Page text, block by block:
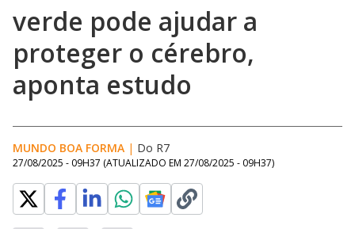
verde pode ajudar a
proteger o cérebro,
aponta estudo
MUNDO BOA FORMA | Do R7
27/08/2025 - 09H37 (ATUALIZADO EM 27/08/2025 - 09H37)